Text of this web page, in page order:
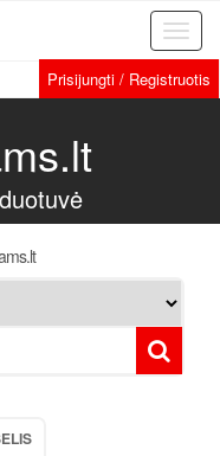
Prisijungti / Registruotis